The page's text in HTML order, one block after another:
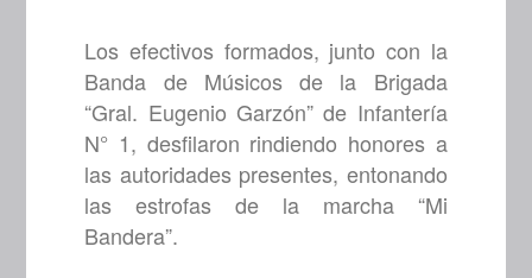
Los efectivos formados, junto con la
Banda de Músicos de la Brigada
“Gral. Eugenio Garzón” de Infantería
N° 1, desfilaron rindiendo honores a
las autoridades presentes, entonando
las estrofas de la marcha “Mi
Bandera”.